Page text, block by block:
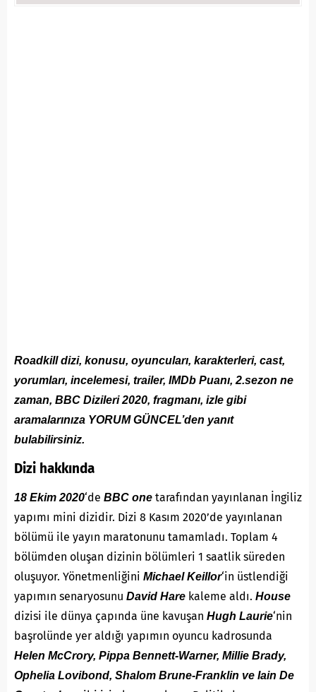
Roadkill dizi, konusu, oyuncuları, karakterleri, cast,
yorumları, incelemesi, trailer, IMDb Puanı, 2.sezon ne
zaman, BBC Dizileri 2020, fragmanı, izle gibi
aramalarınıza YORUM GÜNCEL’den yanıt
bulabilirsiniz.
Dizi hakkında
18 Ekim 2020‘de BBC one tarafından yayınlanan İngiliz
yapımı mini dizidir. Dizi 8 Kasım 2020’de yayınlanan
bölümü ile yayın maratonunu tamamladı. Toplam 4
bölümden oluşan dizinin bölümleri 1 saatlik süreden
oluşuyor. Yönetmenliğini Michael Keillor‘in üstlendiği
yapımın senaryosunu David Hare kaleme aldı. House
dizisi ile dünya çapında üne kavuşan Hugh Laurie‘nin
başrolünde yer aldığı yapımın oyuncu kadrosunda
Helen McCrory, Pippa Bennett-Warner, Millie Brady,
Ophelia Lovibond, Shalom Brune-Franklin ve Iain De